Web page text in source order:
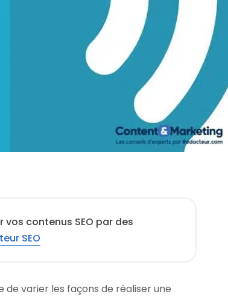
contenus SEO par des
SEO
de varier les façons de réaliser une